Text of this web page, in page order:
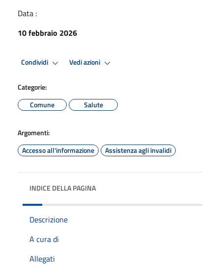
Data :
10 febbraio 2026
Condividi Vedi azioni
Categorie:
Comune
Salute
Argomenti:
Accesso all'informazione
Assistenza agli invalidi
INDICE DELLA PAGINA
Descrizione
A cura di
Allegati